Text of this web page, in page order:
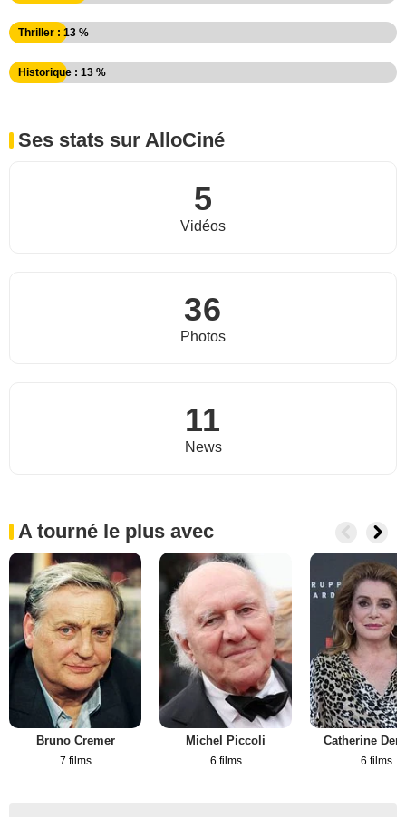
Thriller : 13 %
Historique : 13 %
Ses stats sur AlloCiné
5
Vidéos
36
Photos
11
News
A tourné le plus avec
Bruno Cremer
7 films
Michel Piccoli
6 films
Catherine
6 films